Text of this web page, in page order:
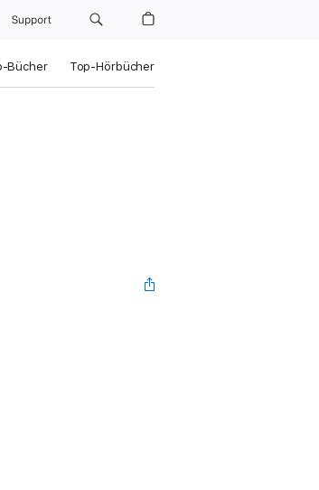
Support
Bücher Top-Hörbücher